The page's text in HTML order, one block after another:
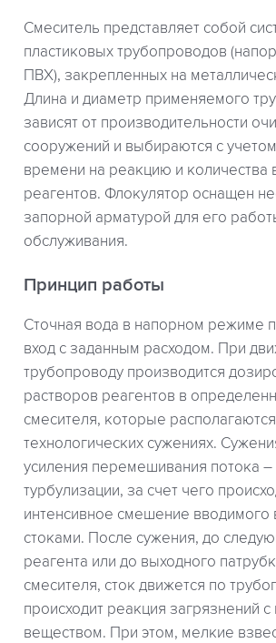
Смеситель представляет собой
пластиковых трубопроводов
ПВХ), закрепленных на
Длина и диаметр применяемого
зависят от производительности
сооружений и выбираются с
времени на реакцию и количества
реагентов. Флокулятор оснащен
запорной арматурой для его
обслуживания.
Принцип работы
Сточная вода в напорном режиме
вход с заданным расходом. При
трубопроводу производится
растворов реагентов в
смесителя, которые
технологических сужениях.
усиления перемешивания потока –
турбулизации, за счет чего
интенсивное смешение вводимого
стоками. После сужения, до
реагента или до выходного
смесителя, сток движется по
происходит реакция загрязнений
веществом. При этом, мелкие